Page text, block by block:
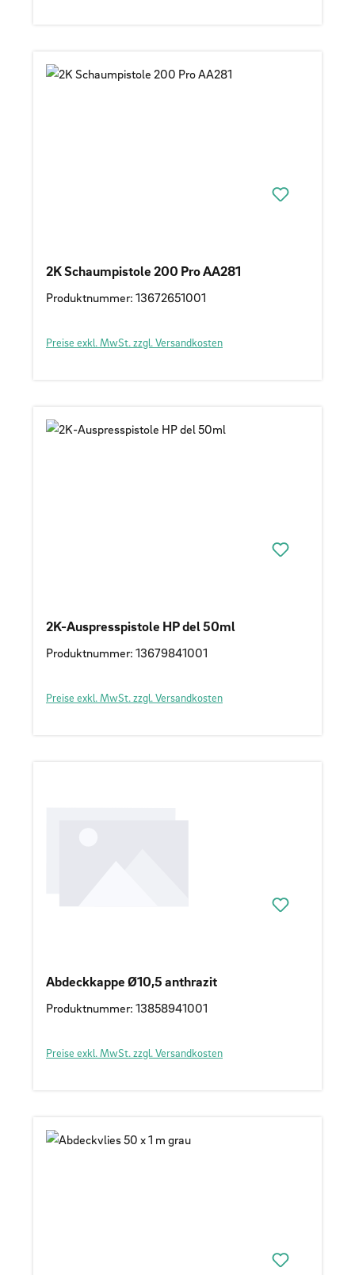
2K Schaumpistole 200 Pro AA281
Produktnummer: 13672651001
Preise exkl. MwSt. zzgl. Versandkosten
2K-Auspresspistole HP del 50ml
Produktnummer: 13679841001
Preise exkl. MwSt. zzgl. Versandkosten
Abdeckkappe Ø10,5 anthrazit
Produktnummer: 13858941001
Preise exkl. MwSt. zzgl. Versandkosten